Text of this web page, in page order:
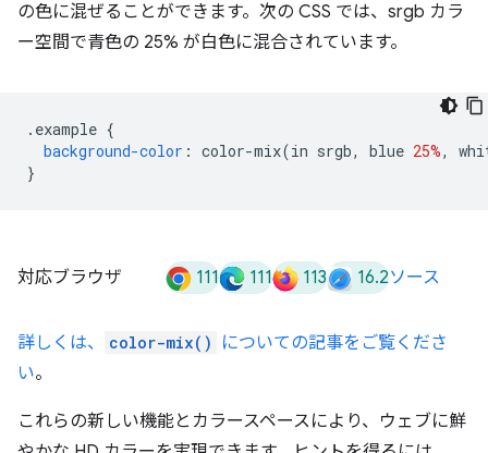
の色に混ぜることができます。次の CSS では、srgb カラ
ー空間で青色の 25% が白色に混合されています。
. example {
background-color : color-mix(in srgb, blue 25%,
}
対応ブラウザ 111 111 113 16.2ソース
詳しくは、 color-mix()
についての記事をご覧くださ
い。
これらの新しい機能とカラースペースにより、ウェブに鮮